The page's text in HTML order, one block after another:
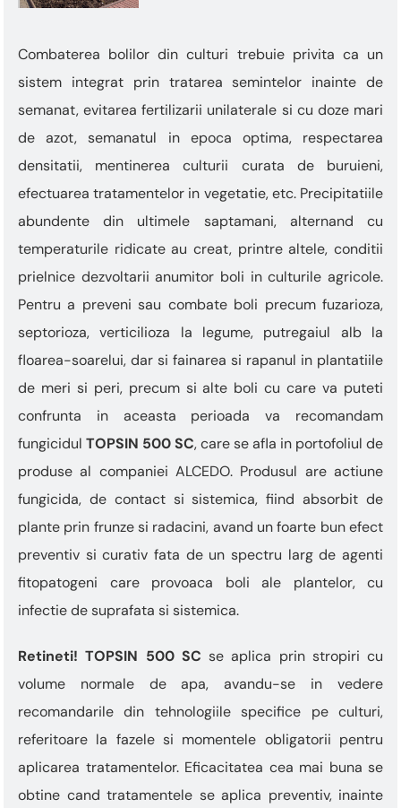
Această
rapidă
activează
cititorul
pentru
ajuta
conținutul.
Combaterea bolilor din culturi trebuie privita ca un
sistem integrat prin tratarea semintelor inainte de
semanat, evitarea fertilizarii unilaterale si cu doze mari
de azot, semanatul in epoca optima, respectarea
densitatii, mentinerea culturii curata de buruieni,
efectuarea tratamentelor in vegetatie, etc. Precipitatiile
abundente din ultimele saptamani, alternand cu
temperaturile ridicate au creat, printre altele, conditii
prielnice dezvoltarii anumitor boli in culturile agricole.
Pentru a preveni sau combate boli precum fuzarioza,
septorioza, verticilioza la legume, putregaiul alb la
floarea-soarelui, dar si fainarea si rapanul in plantatiile
de meri si peri, precum si alte boli cu care va puteti
confrunta in aceasta perioada va recomandam
fungicidul TOPSIN 500 SC, care se afla in portofoliul de
produse al companiei ALCEDO. Produsul are actiune
fungicida, de contact si sistemica, fiind absorbit de
plante prin frunze si radacini, avand un foarte bun efect
preventiv si curativ fata de un spectru larg de agenti
fitopatogeni care provoaca boli ale plantelor, cu
infectie de suprafata si sistemica.
Retineti! TOPSIN 500 SC se aplica prin stropiri cu
volume normale de apa, avandu-se in vedere
recomandarile din tehnologiile specifice pe culturi,
referitoare la fazele si momentele obligatorii pentru
aplicarea tratamentelor. Eficacitatea cea mai buna se
obtine cand tratamentele se aplica preventiv, inainte